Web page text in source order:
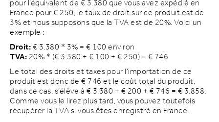
pour l’équivalent de € 3.380 que vous avez expédié en
France pour € 250, le taux de droit sur ce produit est de
3% et nous supposons que la TVA est de 20%. Voici un
exemple :
Droit:€ 3.380 * 3% = € 100 environ
TVA:20% * (€ 3.380 + € 100 + € 250) = € 746
Le total des droits et taxes pour l’importation de ce
produit est donc de € 746 et le coût total du produit,
dans ce cas, s’élève à € 3.380 + € 200 + € 746 = € 3.858.
Comme vous le lirez plus tard, vous pouvez toutefois
récupérer la TVA si vous êtes enregistré en France.